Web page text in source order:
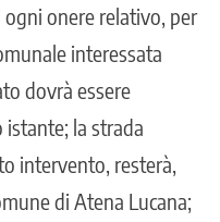
ogni onere relativo, per
interessata
dovrà essere
la strada
intervento, resterà,
di Atena Lucana;